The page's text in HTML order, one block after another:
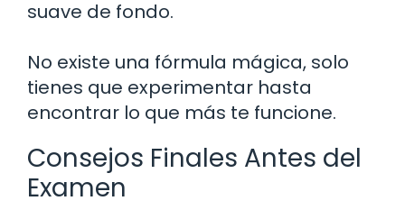
suave de fondo.
No existe una fórmula mágica, solo
tienes que experimentar hasta
encontrar lo que más te funcione.
Consejos Finales Antes del
Examen